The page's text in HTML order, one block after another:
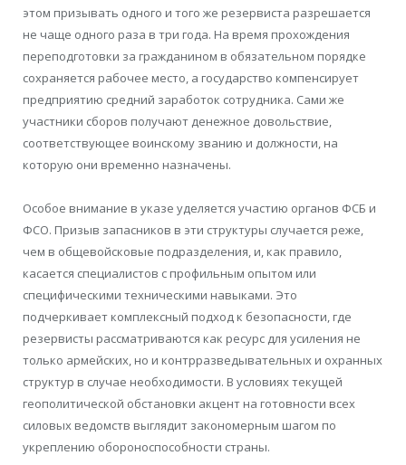
этом призывать одного и того же резервиста разрешается
не чаще одного раза в три года. На время прохождения
переподготовки за гражданином в обязательном порядке
сохраняется рабочее место, а государство компенсирует
предприятию средний заработок сотрудника. Сами же
участники сборов получают денежное довольствие,
соответствующее воинскому званию и должности, на
которую они временно назначены.
Особое внимание в указе уделяется участию органов ФСБ и
ФСО. Призыв запасников в эти структуры случается реже,
чем в общевойсковые подразделения, и, как правило,
касается специалистов с профильным опытом или
специфическими техническими навыками. Это
подчеркивает комплексный подход к безопасности, где
резервисты рассматриваются как ресурс для усиления не
только армейских, но и контрразведывательных и охранных
структур в случае необходимости. В условиях текущей
геополитической обстановки акцент на готовности всех
силовых ведомств выглядит закономерным шагом по
укреплению обороноспособности страны.